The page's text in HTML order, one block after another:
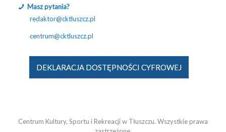
Masz pytania?
redaktor@cktluszcz.pl
centrum@cktluszcz.pl
DEKLARACJA DOSTĘPNOŚCI CYFROWEJ
Centrum Kultury, Sportu i Rekreacji w Tłuszczu. Wszystkie prawa